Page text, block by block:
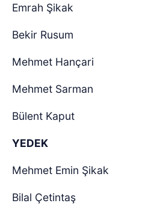
Emrah Şikak
Bekir Rusum
Mehmet Hançari
Mehmet Sarman
Bülent Kaput
YEDEK
Mehmet Emin Şikak
Bilal Çetintaş